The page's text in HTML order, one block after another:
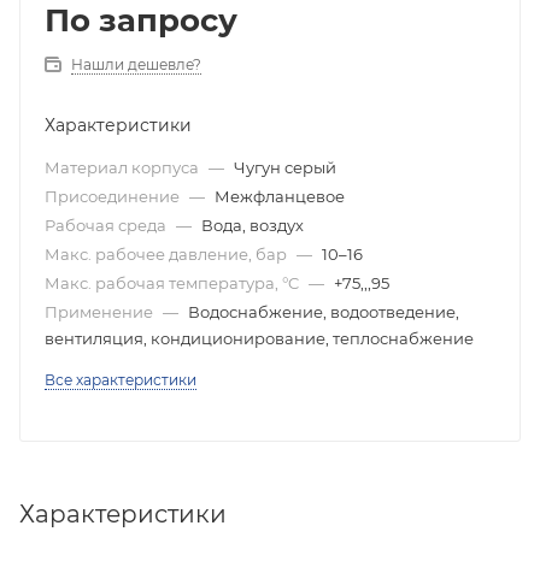
По запросу
Нашли дешевле?
Характеристики
Материал корпуса — Чугун серый
Присоединение — Межфланцевое
Рабочая среда — Вода, воздух
Макс. рабочее давление, бар — 10–16
Макс. рабочая температура, °C — +75,,,95
Применение — Водоснабжение, водоотведение,
вентиляция, кондиционирование, теплоснабжение
Все характеристики
Характеристики